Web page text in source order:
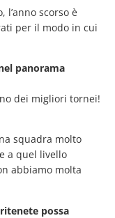
l’anno scorso è
per il modo in cui
panorama
dei migliori tornei!
squadra molto
a quel livello
abbiamo molta
possa